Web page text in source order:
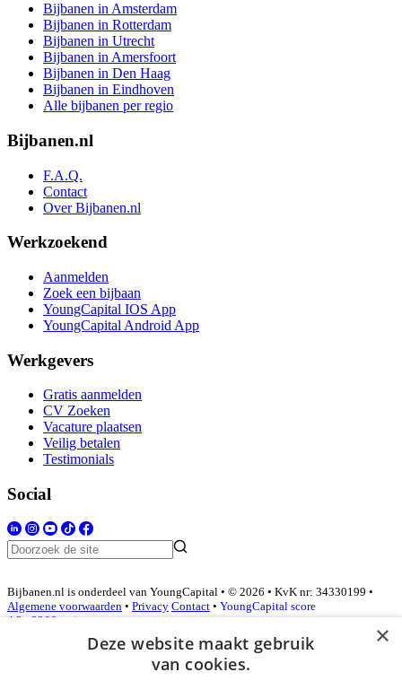
Bijbanen in Amsterdam
Bijbanen in Rotterdam
Bijbanen in Utrecht
Bijbanen in Amersfoort
Bijbanen in Den Haag
Bijbanen in Eindhoven
Alle bijbanen per regio
Bijbanen.nl
F.A.Q.
Contact
Over Bijbanen.nl
Werkzoekend
Aanmelden
Zoek een bijbaan
YoungCapital IOS App
YoungCapital Android App
Werkgevers
Gratis aanmelden
CV Zoeken
Vacature plaatsen
Veilig betalen
Testimonials
Social
Bijbanen.nl is onderdeel van YoungCapital • © 2026 • KvK nr: 34330199 •
Algemene voorwaarden • Privacy Contact • YoungCapital score
4.3 - 3366 reviews
×
Deze website maakt gebruik
van cookies.